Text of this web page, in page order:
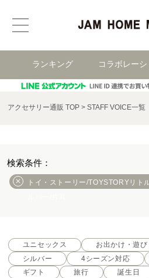
ランキング コラボレーシ
アクセサリー通販 TOP STAFF VOICE一覧
トイ・ストーリー/TOYSTORYリト
ユニセックス お出かけ・遊び
シルバー
4シーズン対応
ギフト
旅行 誕生日